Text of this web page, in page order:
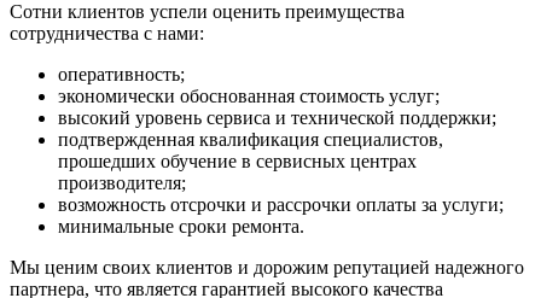
Сотни клиентов успели оценить преимущества
сотрудничества с нами:
оперативность;
экономически обоснованная стоимость услуг;
высокий уровень сервиса и технической поддержки;
подтвержденная квалификация специалистов,
прошедших обучение в сервисных центрах
производителя;
возможность отсрочки и рассрочки оплаты за услуги;
минимальные сроки ремонта.
Мы ценим своих клиентов и дорожим репутацией надежного
партнера, что является гарантией высокого качества